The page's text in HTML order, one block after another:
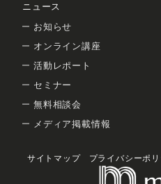
ニュース
お知らせ
オンライン講座
活動レポート
セミナー
無料相談会
メディア掲載情報
サイトマップ プライバシーポ